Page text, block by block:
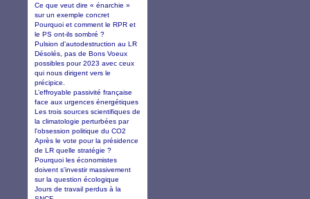
Ce que veut dire « énarchie »
sur un exemple concret
Pourquoi et comment le RPR et
le PS ont-ils sombré ?
Pulsion d'autodestruction au LR
Désolés, pas de Bons Voeux
possibles pour 2023 avec ceux
qui nous dirigent vers le
précipice.
L’effroyable passivité française
face aux urgences énergétiques
Les trois sources scientifiques de
la climatologie perturbées par
l'obsession politique du CO2
Après le vote pour la présidence
de LR quelle stratégie ?
Pourquoi les économistes
doivent s'investir massivement
sur la question écologique
Jours de travail perdus à la